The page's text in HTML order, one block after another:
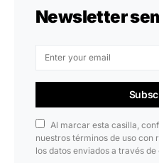
Newsletter
Al marcar esta casilla,
nuestros términos de uso con
los datos enviados a través